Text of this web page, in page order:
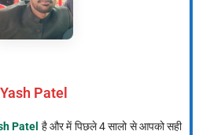
Yash Patel
Patel है और में पिछले 4 सालो से आपको सही